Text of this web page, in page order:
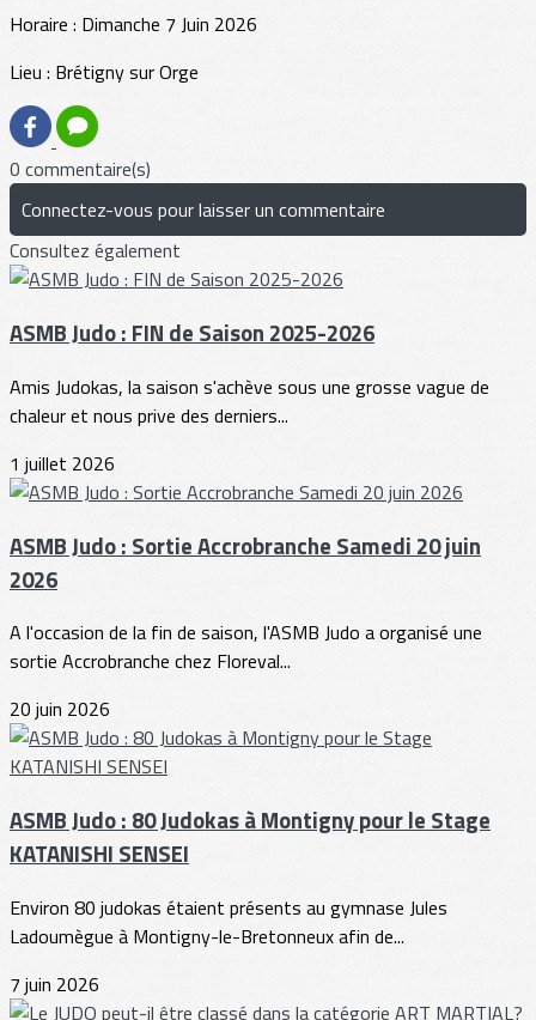
Horaire : Dimanche 7 Juin 2026
Lieu : Brétigny sur Orge
0 commentaire(s)
Connectez-vous pour laisser un commentaire
Consultez également
ASMB Judo : FIN de Saison 2025-2026
Amis Judokas, la saison s'achève sous une grosse vague de
chaleur et nous prive des derniers...
1 juillet 2026
ASMB Judo : Sortie Accrobranche Samedi 20 juin
2026
A l'occasion de la fin de saison, l'ASMB Judo a organisé une
sortie Accrobranche chez Floreval...
20 juin 2026
ASMB Judo : 80 Judokas à Montigny pour le Stage
KATANISHI SENSEI
Environ 80 judokas étaient présents au gymnase Jules
Ladoumègue à Montigny-le-Bretonneux afin de...
7 juin 2026